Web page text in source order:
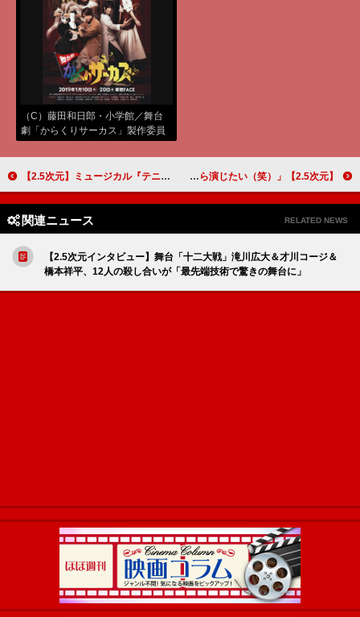
（C）藤田和日郎・小学館／舞台
劇「からくりサーカス」製作委員
会
【2.5次元】ミュージカル『テニスの王子様』3rdシーズン 青学（せいがく）vs四天宝寺で描かれる部長たちの熱き戦い！ 皆木一舞＆増子敦貴インタビュー 【2.5次元】イケメン俳優・小澤廉、音楽活劇「SHIRANAMI」で初の夫役に「『俺って男らしいー！』と思いながら演じたい（笑）」
関連ニュース RELATED NEWS
【2.5次元インタビュー】舞台「十二大戦」滝川広大＆才川コージ＆
橋本祥平、12人の殺し合いが「最先端技術で驚きの舞台に」